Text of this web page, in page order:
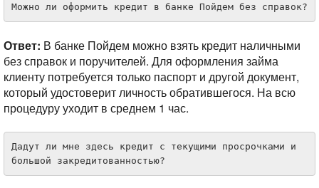
Можно ли оформить кредит в банке Пойдем без справок?
Ответ: В банке Пойдем можно взять кредит наличными
без справок и поручителей. Для оформления займа
клиенту потребуется только паспорт и другой документ,
который удостоверит личность обратившегося. На всю
процедуру уходит в среднем 1 час.
Дадут ли мне здесь кредит с текущими просрочками и
большой закредитованностью?